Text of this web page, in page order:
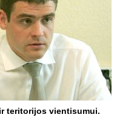
teritorijos vientisumui.